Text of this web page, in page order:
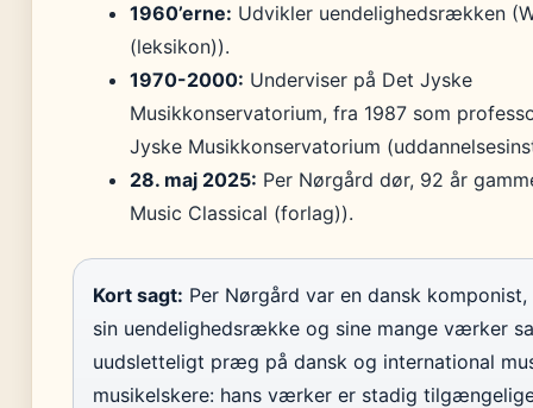
1960’erne: Udvikler uendelighedsrækken
(leksikon)).
1970-2000: Underviser på Det Jyske
Musikkonservatorium, fra 1987 som
Jyske Musikkonservatorium
28. maj 2025: Per Nørgård dør, 92 år
Music Classical (forlag)).
Kort sagt: Per Nørgård var en dansk
sin uendelighedsrække og sine mange værker
uudsletteligt præg på dansk og international
musikelskere: hans værker er stadig